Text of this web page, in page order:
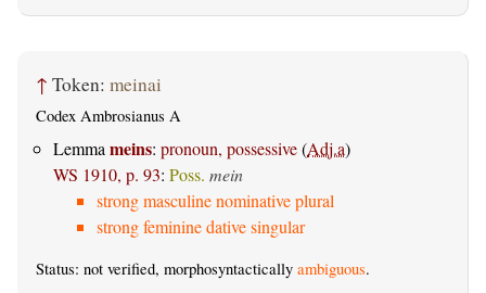
↑ Token: meinai
Codex Ambrosianus A
Lemmameins: pronoun, possessive(Adj.a)
WS 1910, p. 93: Poss. mein
strong masculine nominative plural
strong feminine dative singular
Status: not verified, morphosyntactically ambiguous.